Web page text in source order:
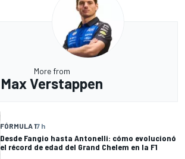
More from
Max Verstappen
FÓRMULA 17 h
Desde Fangio hasta Antonelli: cómo evolucionó
el récord de edad del Grand Chelem en la F1